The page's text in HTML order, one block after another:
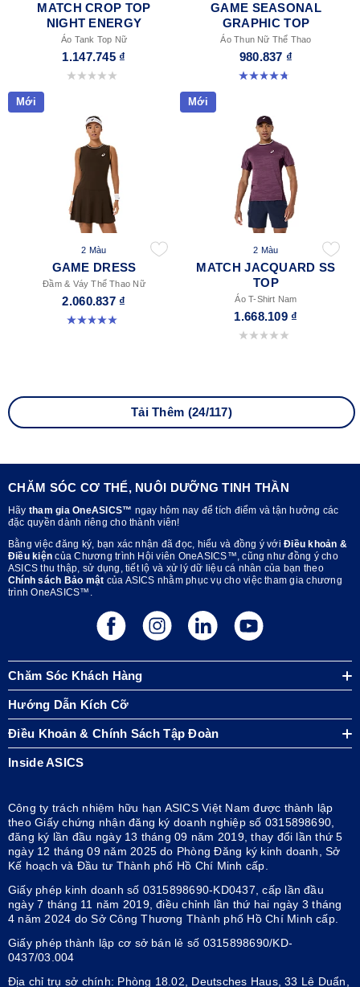
MATCH CROP TOP
NIGHT ENERGY
Áo Tank Top Nữ
1.147.745 ₫
0.0 trong số 5 sao.
GAME SEASONAL
GRAPHIC TOP
Áo Thun Nữ Thể Thao
980.837 ₫
4.8 trong số 5 sao. 9 đánh giá
Mới
2 Màu
GAME DRESS
Đầm & Váy Thể Thao Nữ
2.060.837 ₫
5.0 trong số 5 sao. 1 đánh giá
Mới
2 Màu
MATCH JACQUARD SS
TOP
Áo T-Shirt Nam
1.668.109 ₫
0.0 trong số 5 sao.
Tải Thêm (24/117)
CHĂM SÓC CƠ THỂ, NUÔI DƯỠNG TINH THẦN
Hãy tham gia OneASICS™ ngay hôm nay để tích điểm và tận hưởng các
đặc quyền dành riêng cho thành viên!
Bằng việc đăng ký, bạn xác nhận đã đọc, hiểu và đồng ý với Điều khoản &
Điều kiện của Chương trình Hội viên OneASICS™, cũng như đồng ý cho
ASICS thu thập, sử dụng, tiết lộ và xử lý dữ liệu cá nhân của bạn theo
Chính sách Bảo mật của ASICS nhằm phục vụ cho việc tham gia chương
trình OneASICS™.
Chăm Sóc Khách Hàng
Hướng Dẫn Kích Cỡ
Điều Khoản & Chính Sách Tập Đoàn
Inside ASICS
Công ty trách nhiệm hữu hạn ASICS Việt Nam được thành lập
theo Giấy chứng nhận đăng ký doanh nghiệp số 0315898690,
đăng ký lần đầu ngày 13 tháng 09 năm 2019, thay đổi lần thứ 5
ngày 12 tháng 09 năm 2025 do Phòng Đăng ký kinh doanh, Sở
Kế hoạch và Đầu tư Thành phố Hồ Chí Minh cấp.
Giấy phép kinh doanh số 0315898690-KD0437, cấp lần đầu
ngày 7 tháng 11 năm 2019, điều chỉnh lần thứ hai ngày 3 tháng
4 năm 2024 do Sở Công Thương Thành phố Hồ Chí Minh cấp.
Giấy phép thành lập cơ sở bán lẻ số 0315898690/KD-
0437/03.004
Địa chỉ trụ sở chính: Phòng 18.02, Deutsches Haus, 33 Lê Duẩn,